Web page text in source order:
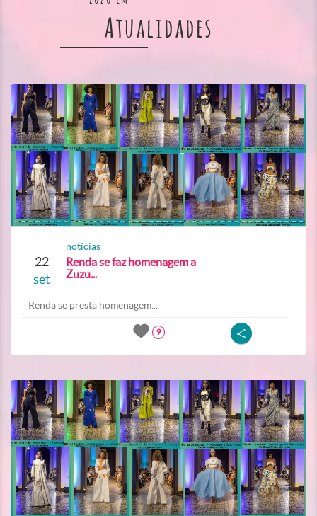
Atualidades
22
set
noticias
Renda se faz homenagem a
Zuzu...
Renda se presta homenagem...
9